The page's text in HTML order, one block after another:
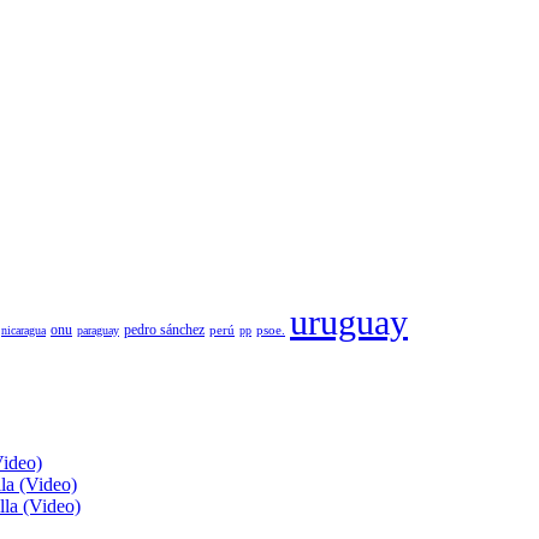
nicaragua onu paraguay pedro sánchez perú pp psoe. uruguay
(Video)
(Video)